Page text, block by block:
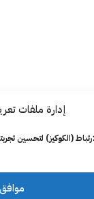
ملفات تعريف الارتباط
تجربتك على موقعنا